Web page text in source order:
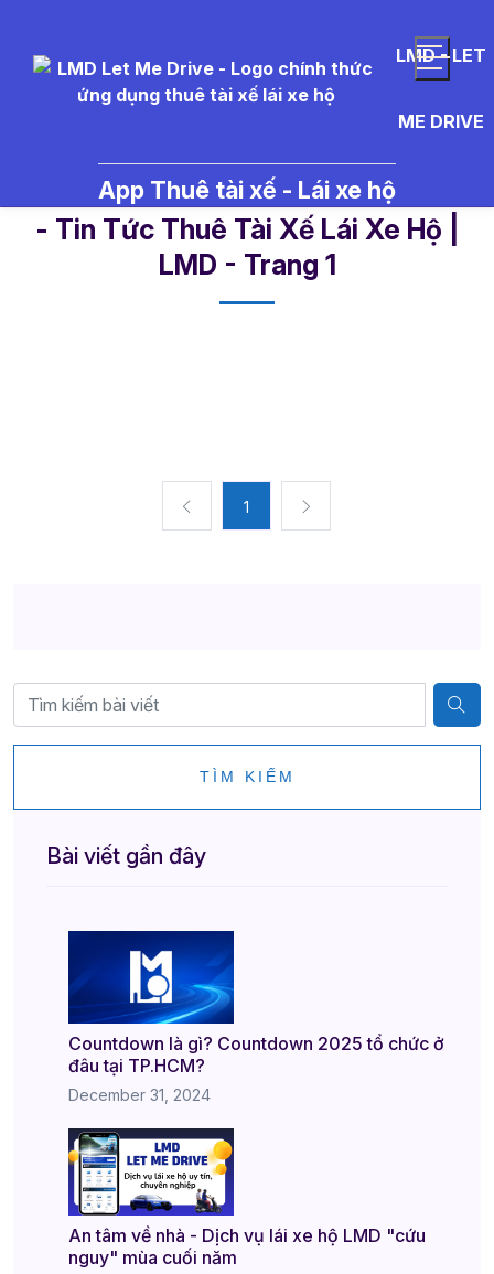
LMD - LET
ME DRIVE
App Thuê tài xế - Lái xe hộ
- Tin Tức Thuê Tài Xế Lái Xe Hộ |
LMD - Trang 1​
1
TÌM KIẾM
Bài viết gần đây
Countdown là gì? Countdown 2025 tổ chức ở
đâu tại TP.HCM?
December 31, 2024
An tâm về nhà - Dịch vụ lái xe hộ LMD "cứu
nguy" mùa cuối năm